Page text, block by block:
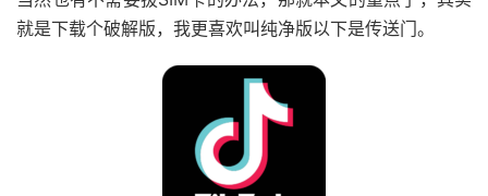
就是下载个破解版，我更喜欢叫纯净版以下是传送门。